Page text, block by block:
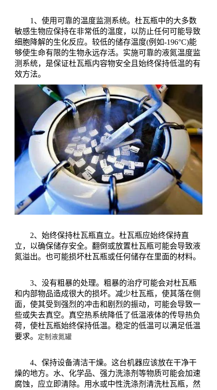
1、使用可靠的温度监测系统。杜瓦瓶中的大多数
敏感生物应保持在非常低的温度，以防止任何可能导致
细胞降解的生化反应。较低的储存温度(例如-196°C)能
够使生命有限的生物永远存活。实施可靠的液氮温度监
测系统，是保证杜瓦瓶内容物安全且始终保持低温的有
效方法。
2、始终保持杜瓦瓶直立。杜瓦瓶应始终保持直
立，以确保储存安全。翻倒或放置杜瓦瓶可能会导致液
氮溢出。也可能损坏杜瓦瓶或任何储存在里面的材料。
3、没有粗暴的处理。粗暴的治疗可能会对杜瓦瓶
和内部物品造成很大的损坏。减少杜瓦瓶，使其落在侧
面，使其受到强烈的冲击和剧烈的振动，可能会导致一
些或失去真空。真空热系统降低了低温液体的传导热负
荷，使杜瓦瓶始终保持低温。稳定的低温可以满足低温
要求。
定制液氮罐
4、保持设备清洁干燥。这台机器应该放在干净干
燥的地方。水、化学品、强力洗涤剂等物质可能会加速
腐蚀，应立即清除。用水或中性洗涤剂清洗杜瓦瓶，然